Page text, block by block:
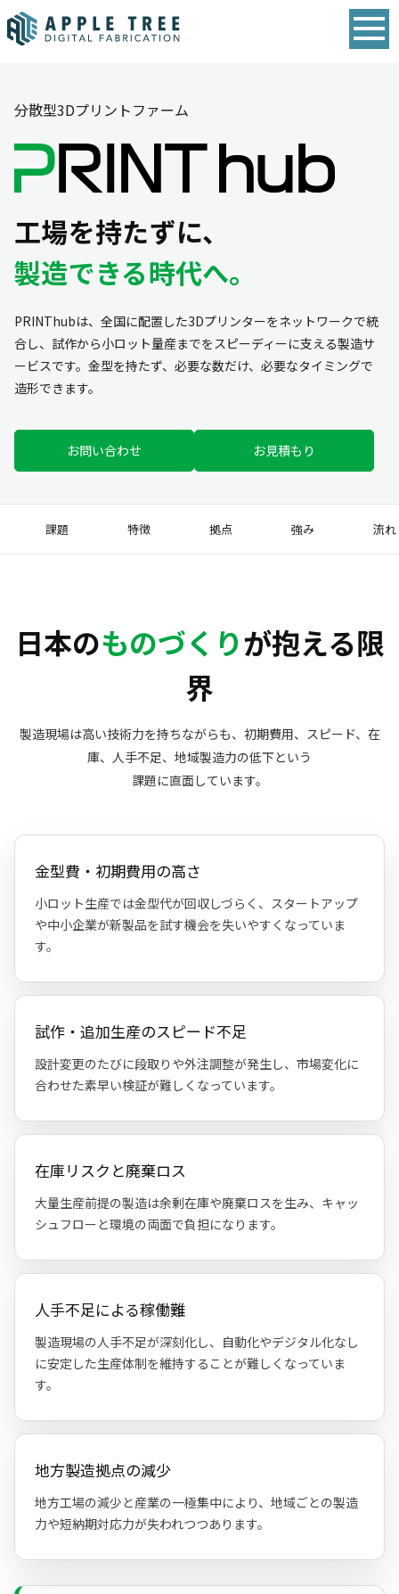
分散型3Dプリントファーム
工場を持たずに、
製造できる時代へ。
PRINThubは、全国に配置した3Dプリンターをネットワークで統
合し、試作から小ロット量産までをスピーディーに支える製造サ
ービスです。金型を持たず、必要な数だけ、必要なタイミングで
造形できます。
お問い合わせ お見積もり
課題 特徴 拠点 強み 流れ
日本のものづくりが抱える限
界
製造現場は高い技術力を持ちながらも、初期費用、スピード、在
庫、人手不足、地域製造力の低下という
課題に直面しています。
金型費・初期費用の高さ
小ロット生産では金型代が回収しづらく、スタートアップ
や中小企業が新製品を試す機会を失いやすくなっていま
す。
試作・追加生産のスピード不足
設計変更のたびに段取りや外注調整が発生し、市場変化に
合わせた素早い検証が難しくなっています。
在庫リスクと廃棄ロス
大量生産前提の製造は余剰在庫や廃棄ロスを生み、キャッ
シュフローと環境の両面で負担になります。
人手不足による稼働難
製造現場の人手不足が深刻化し、自動化やデジタル化なし
に安定した生産体制を維持することが難しくなっていま
す。
地方製造拠点の減少
地方工場の減少と産業の一極集中により、地域ごとの製造
力や短納期対応力が失われつつあります。